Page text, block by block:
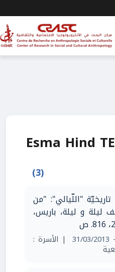
Esma Hind
(3)
"اللّيالي": "من
ليلة و ليلة، باريس،
| الأسرة :